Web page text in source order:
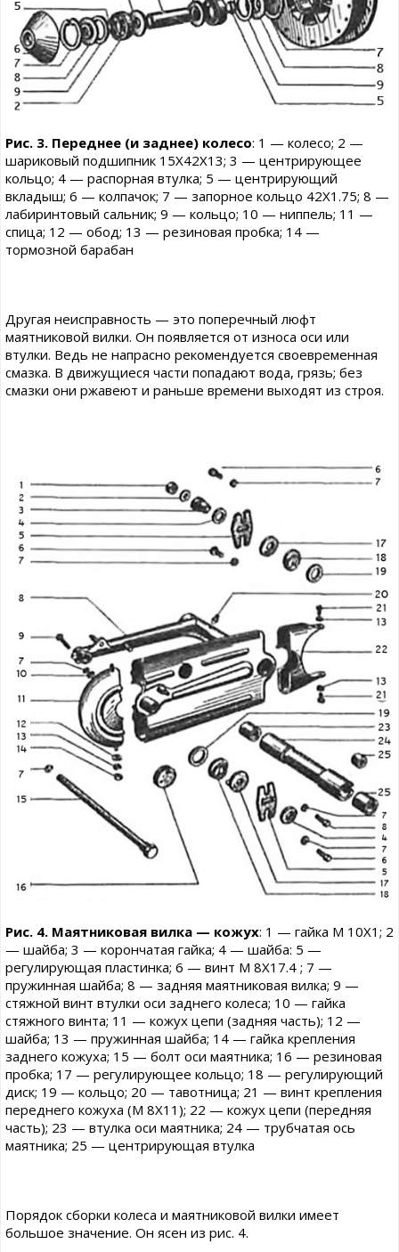
Рис. 3. Переднее (и заднее) колесо: 1 — колесо; 2 —
шариковый подшипник 15X42X13; 3 — центрирующее
кольцо; 4 — распорная втулка; 5 — центрирующий
вкладыш; 6 — колпачок; 7 — запорное кольцо 42X1.75; 8 —
лабиринтовый сальник; 9 — кольцо; 10 — ниппель; 11 —
спица; 12 — обод; 13 — резиновая пробка; 14 —
тормозной барабан
Другая неисправность — это поперечный люфт
маятниковой вилки. Он появляется от износа оси или
втулки. Ведь не напрасно рекомендуется своевременная
смазка. В движущиеся части попадают вода, грязь; без
смазки они ржавеют и раньше времени выходят из строя.
Рис. 4. Маятниковая вилка — кожух: 1 — гайка М 10X1; 2
— шайба; 3 — корончатая гайка; 4 — шайба: 5 —
регулирующая пластинка; 6 — винт М 8X17.4 ; 7 —
пружинная шайба; 8 — задняя маятниковая вилка; 9 —
стяжной винт втулки оси заднего колеса; 10 — гайка
стяжного винта; 11 — кожух цепи (задняя часть); 12 —
шайба; 13 — пружинная шайба; 14 — гайка крепления
заднего кожуха; 15 — болт оси маятника; 16 — резиновая
пробка; 17 — регулирующее кольцо; 18 — регулирующий
диск; 19 — кольцо; 20 — тавотница; 21 — винт крепления
переднего кожуха (М 8X11); 22 — кожух цепи (передняя
часть); 23 — втулка оси маятника; 24 — трубчатая ось
маятника; 25 — центрирующая втулка
Порядок сборки колеса и маятниковой вилки имеет
большое значение. Он ясен из рис. 4.